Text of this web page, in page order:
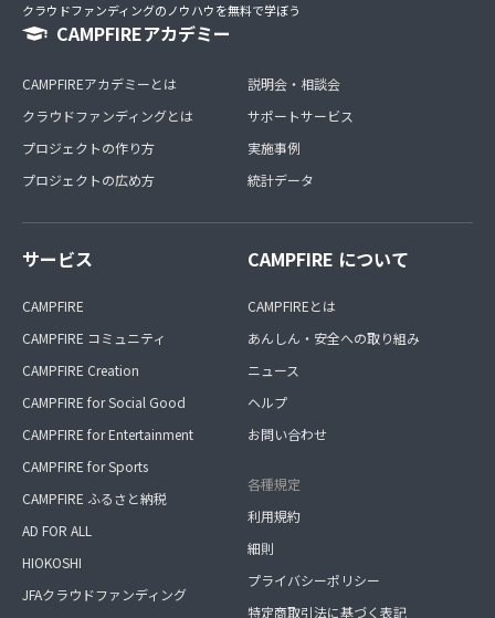
クラウドファンディングのノウハウを無料で学ぼう
CAMPFIREアカデミー
CAMPFIREアカデミーとは
クラウドファンディングとは
プロジェクトの作り方
プロジェクトの広め方
説明会・相談会
サポートサービス
実施事例
統計データ
サービス
CAMPFIRE
CAMPFIRE コミュニティ
CAMPFIRE Creation
CAMPFIRE for Social Good
CAMPFIRE for Entertainment
CAMPFIRE for Sports
CAMPFIRE ふるさと納税
AD FOR ALL
HIOKOSHI
JFAクラウドファンディング
CAMPFIRE について
CAMPFIREとは
あんしん・安全への取り組み
ニュース
ヘルプ
お問い合わせ
各種規定
利用規約
細則
プライバシーポリシー
特定商取引法に基づく表記